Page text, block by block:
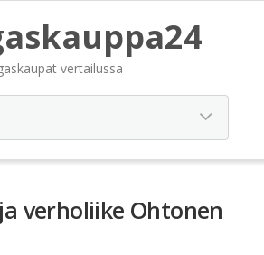
vertailussa
verholiike Ohtonen